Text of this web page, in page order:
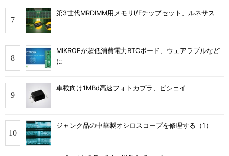
第3世代MRDIMM用メモリI/Fチップセット、ルネサス
MIKROEが超低消費電力RTCボード、ウェアラブルなど
に
車載向け1MBd高速フォトカプラ、ビシェイ
ジャンク品の中華製オシロスコープを修理する（1）